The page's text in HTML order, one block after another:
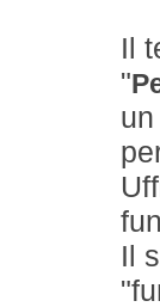
Il
"
Il